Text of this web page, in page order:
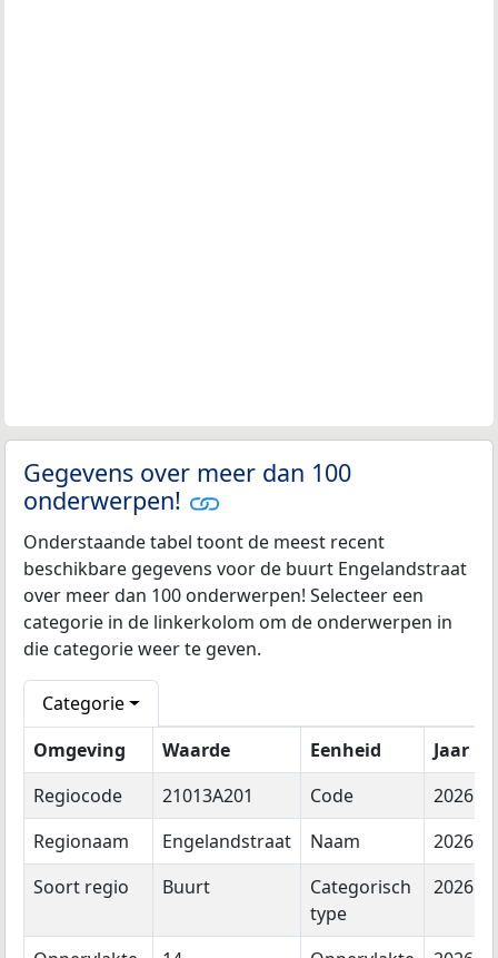
Gegevens over meer dan 100
onderwerpen!
Onderstaande tabel toont de meest recent
beschikbare gegevens voor de buurt Engelandstraat
over meer dan 100 onderwerpen! Selecteer een
categorie in de linkerkolom om de onderwerpen in
die categorie weer te geven.
Categorie
Omgeving
Waarde Eenheid
Jaar
Regiocode
21013A201 Code
2026
Regionaam
Engelandstraat Naam
2026
Soort regio
Buurt
Categorisch
type
2026